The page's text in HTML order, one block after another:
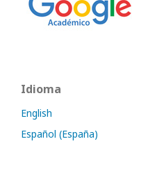
Idioma
English
Español (España)